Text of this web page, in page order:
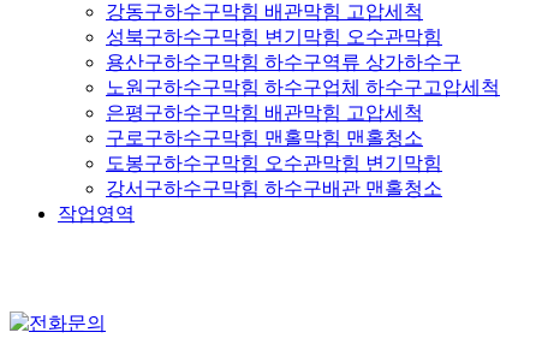
강동구하수구막힘 배관막힘 고압세척
성북구하수구막힘 변기막힘 오수관막힘
용산구하수구막힘 하수구역류 상가하수구
노원구하수구막힘 하수구업체 하수구고압세척
은평구하수구막힘 배관막힘 고압세척
구로구하수구막힘 맨홀막힘 맨홀청소
도봉구하수구막힘 오수관막힘 변기막힘
강서구하수구막힘 하수구배관 맨홀청소
작업영역